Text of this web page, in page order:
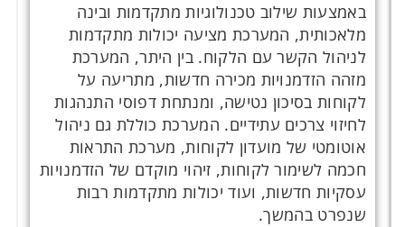
באמצעות שילוב טכנולוגיות מתקדמות ובינה
מלאכותית, המערכת מציעה יכולות מתקדמות
לניהול הקשר עם הלקוח. בין היתר, המערכת
מזהה הזדמנויות מכירה חדשות, מתריעה על
לקוחות בסיכון נטישה, ומנתחת דפוסי התנהגות
לחיזוי צרכים עתידיים. המערכת כוללת גם ניהול
אוטומטי של מועדון לקוחות, מערכת התראות
חכמה לשימור לקוחות, זיהוי מוקדם של הזדמנויות
עסקיות חדשות, ועוד יכולות מתקדמות רבות
שנפרט בהמשך.